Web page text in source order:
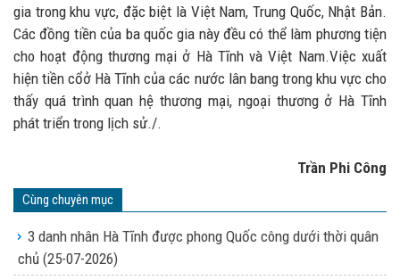
gia trong khu vực, đặc biệt là Việt Nam, Trung Quốc, Nhật Bản.
Các đồng tiền của ba quốc gia này đều có thể làm phương tiện
cho hoạt động thương mại ở Hà Tĩnh và Việt Nam.Việc xuất
hiện tiền cổở Hà Tĩnh của các nước lân bang trong khu vực cho
thấy quá trình quan hệ thương mại, ngoại thương ở Hà Tĩnh
phát triển trong lịch sử./.
Trần Phi Công
Cùng chuyên mục
3 danh nhân Hà Tĩnh được phong Quốc công dưới thời quân
chủ (25-07-2026)